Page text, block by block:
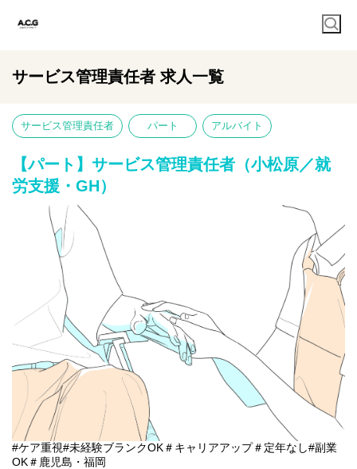
サービス管理責任者 求人一覧
サービス管理責任者 パート アルバイト
【パート】サービス管理責任者（小松原／就
労支援・GH）
#ケア重視#未経験ブランクOK＃キャリアアップ＃定年なし#副業
OK＃鹿児島・福岡